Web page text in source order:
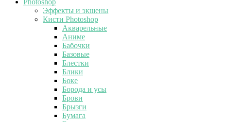
Photoshop
Эффекты и экшены
Кисти Photoshop
Акварельные
Аниме
Бабочки
Базовые
Блестки
Блики
Боке
Борода и усы
Брови
Брызги
Бумага